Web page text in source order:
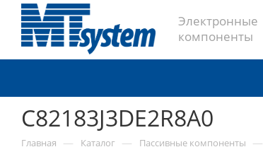
Электронные
компоненты
C82183J3DE2R8A0
Главная — Каталог — Пассивные компоненты —